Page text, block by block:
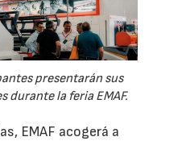
presentarán sus
durante la feria EMAF.
EMAF acogerá a